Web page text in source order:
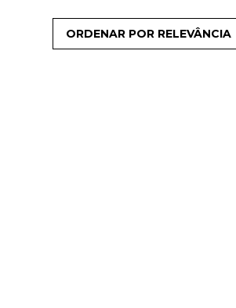
ORDENAR POR RELEVÂNCIA